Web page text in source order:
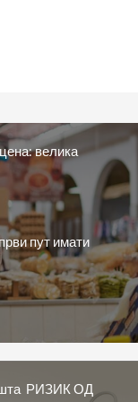
велика
пут имати
РИЗИК ОД